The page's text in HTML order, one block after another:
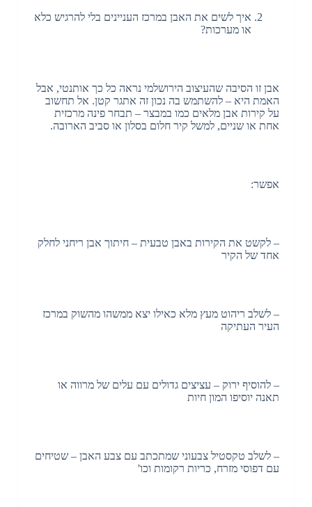
איך לשים את האבן במרכז העניינים בלי להרגיש כלא
או מערכות?
אבן זו הסיבה שהעיצוב הירושלמי נראה כל כך אותנטי, אבל
האמת היא – להשתמש בה נכון זה אתגר קטן. אל תחשוב
על קירות אבן מלאים כמו במבצר – תבחר פינה מרכזית
אחת או שניים, למשל קיר חלום בסלון או סביב הארובה.
אפשר:
– לקשט את הקירות באבן טבעית – חיתוך אבן ריחני לחלק
אחד של הקיר
– לשלב ריהוט מעץ מלא כאילו יצא ממשהו מהשוק במרכז
העיר העתיקה
– להוסיף ירוק – עציצים גדולים עם עלים של מרווה או
תאנה יוסיפו המון חיות
– לשלב טקסטיל צבעוני שמתכתב עם צבע האבן – שטיחים
עם דפוסי מזרח, כריות רקומות וכו'